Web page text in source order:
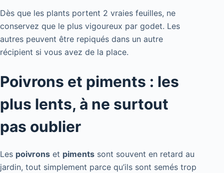
Dès que les plants portent 2 vraies feuilles, ne
conservez que le plus vigoureux par godet. Les
autres peuvent être repiqués dans un autre
récipient si vous avez de la place.
Poivrons et piments : les
plus lents, à ne surtout
pas oublier
Les poivrons et piments sont souvent en retard au
jardin, tout simplement parce qu’ils sont semés trop